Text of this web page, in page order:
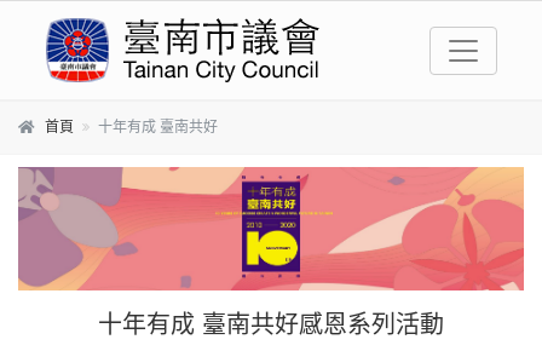
跳到主要內容區塊
首頁 十年有成 臺南共好
十年有成 臺南共好感恩系列活動